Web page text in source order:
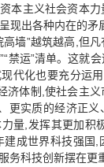
本主义社会资本
现出各种内在的矛
墙”越筑越高,但
禁运”清单。这就
代化也要充分运
济体制,使社会主
更实质的经济正义
量,发挥其更加积
成世界科技强国,
务科技创新摆在更